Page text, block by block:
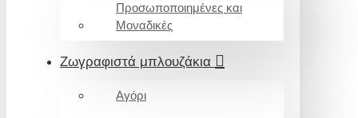
Προσωποποιημένες και
Μοναδικές
Ζωγραφιστά μπλουζάκια
Αγόρι